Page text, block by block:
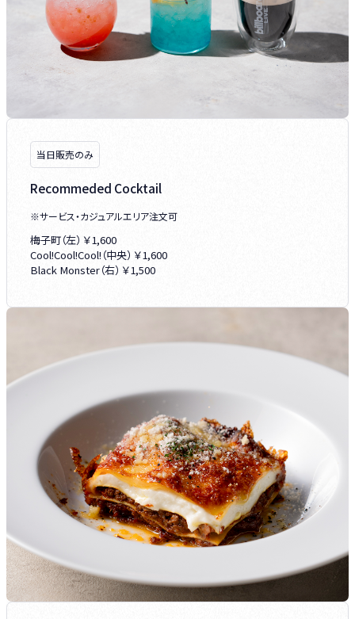
当日販売のみ
Recommeded Cocktail
※サービス・カジュアルエリア注文可
梅子町（左） ￥1,600
Cool!Cool!Cool!（中央） ￥1,600
Black Monster（右） ￥1,500